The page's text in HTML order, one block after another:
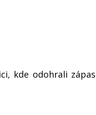
kde odohrali zápas